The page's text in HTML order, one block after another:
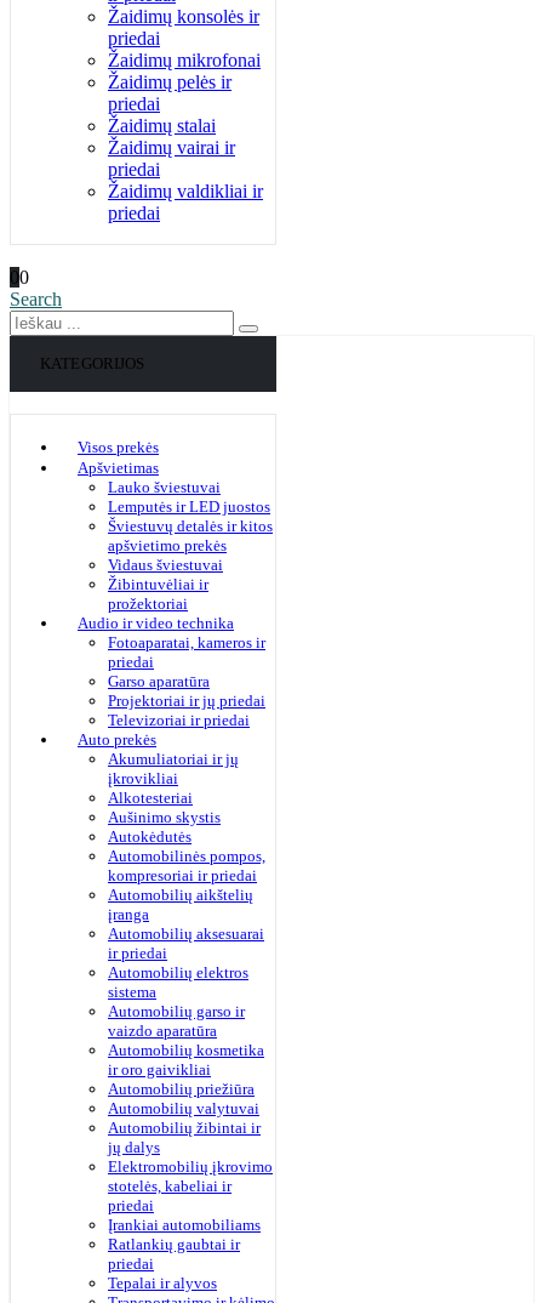
Žaidimų konsolės ir
priedai
Žaidimų mikrofonai
Žaidimų pelės ir
priedai
Žaidimų stalai
Žaidimų vairai ir
priedai
Žaidimų valdikliai ir
priedai
00
Search
KATEGORIJOS
Visos prekės
Apšvietimas
Lauko šviestuvai
Lemputės ir LED juostos
Šviestuvų detalės ir kitos
apšvietimo prekės
Vidaus šviestuvai
Žibintuvėliai ir
prožektoriai
Audio ir video technika
Fotoaparatai, kameros ir
priedai
Garso aparatūra
Projektoriai ir jų priedai
Televizoriai ir priedai
Auto prekės
Akumuliatoriai ir jų
įkrovikliai
Alkotesteriai
Aušinimo skystis
Autokėdutės
Automobilinės pompos,
kompresoriai ir priedai
Automobilių aikštelių
įranga
Automobilių aksesuarai
ir priedai
Automobilių elektros
sistema
Automobilių garso ir
vaizdo aparatūra
Automobilių kosmetika
ir oro gaivikliai
Automobilių priežiūra
Automobilių valytuvai
Automobilių žibintai ir
jų dalys
Elektromobilių įkrovimo
stotelės, kabeliai ir
priedai
Įrankiai automobiliams
Ratlankių gaubtai ir
priedai
Tepalai ir alyvos